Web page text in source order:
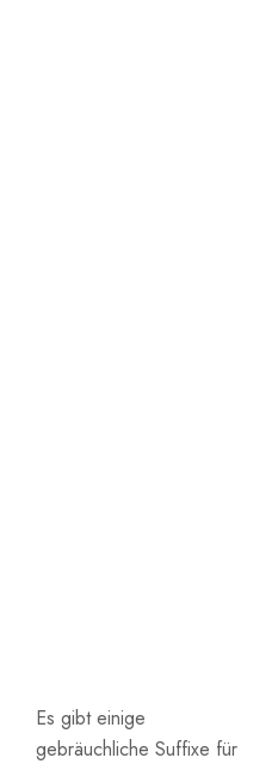
Es gibt einige
gebräuchliche Suffixe für